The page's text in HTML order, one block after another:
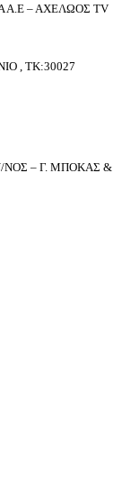
Α.Ε – ΑΧΕΛΩΟΣ TV
, ΤΚ:30027
ΝΟΣ – Γ. ΜΠΟΚΑΣ &